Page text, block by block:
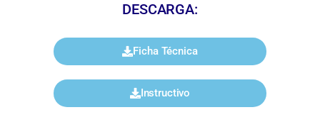
DESCARGA:
Ficha Técnica
Instructivo